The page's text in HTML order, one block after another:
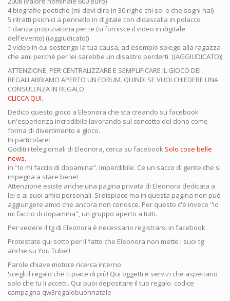
4 biografie poetiche (mi devi dire in 30 righe chi sei e che sogni hai)
5 ritratti psichici a pennello in digitale con didascalia in polacco
1 danza propiziatoria per te (si fornisce il video in digitale
dell'evento) ((aggiudicato))
2 video in cui sostengo la tua causa, ad esempio spiego alla ragazza
che ami perchè per lei sarebbe un disastro perderti. ((AGGIUDICATO))
ATTENZIONE, PER CENTRALIZZARE E SEMPLIFICARE IL GIOCO DEI
REGALI ABBIAMO APERTO UN FORUM. QUINDI SE VUOI CHIEDERE UNA
CONSULENZA IN REGALO
CLICCA QUI.
Dedico questo gioco a Eleonora che sta creando su facebook
un'esperienza incredibile lavorando sul concetto del dono come
forma di divertimento e gioco.
In particolare:
Goditi i telegiornali di Eleonora, cerca su facebook Solo cose belle
news.
in "Io mi faccio di dopamina". Imperdibile. Ce un sacco di gente che si
impegna a stare bene!
Attenzione esiste anche una pagina privata di Eleonora dedicata a
lei e ai suoi amici personali. Si dispiace ma in questa pagina non può
aggiungere amici che ancora non conosce. Per questo c'è invece "Io
mi faccio di dopamina", un gruppo aperto a tutti.
Per vedere il tg di Eleonora è necessario registrarsi in facebook.
Protestate qui sotto per il fatto che Eleonora non mette i suoi tg
anche su You Tube!!
Parole chiave motore ricerca interno
Scegli il regalo che ti piace di più! Qui oggetti e servizi che aspettano
solo che tu li accetti. Qui puoi depositare il tuo regalo. codice
campagna qw3regalobuonnatale